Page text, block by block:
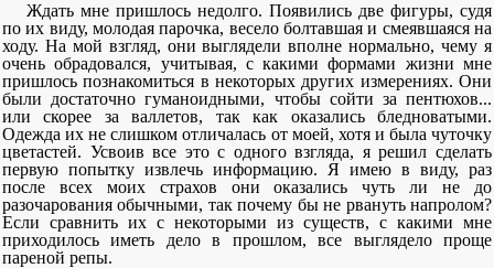
Ждать мне пришлось недолго. Появились две фигуры, судя
по их виду, молодая парочка, весело болтавшая и смеявшаяся на
ходу. На мой взгляд, они выглядели вполне нормально, чему я
очень обрадовался, учитывая, с какими формами жизни мне
пришлось познакомиться в некоторых других измерениях. Они
были достаточно гуманоидными, чтобы сойти за пентюхов...
или скорее за валлетов, так как оказались бледноватыми.
Одежда их не слишком отличалась от моей, хотя и была чуточку
цветастей. Усвоив все это с одного взгляда, я решил сделать
первую попытку извлечь информацию. Я имею в виду, раз
после всех моих страхов они оказались чуть ли не до
разочарования обычными, так почему бы не рвануть напролом?
Если сравнить их с некоторыми из существ, с какими мне
приходилось иметь дело в прошлом, все выглядело проще
пареной репы.